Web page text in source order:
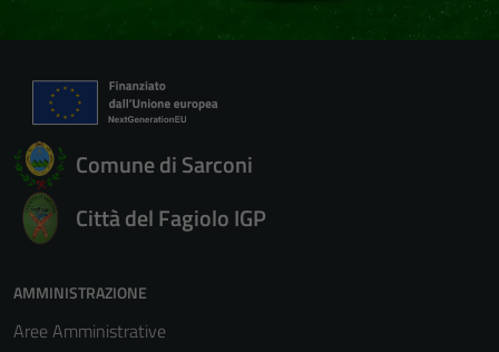
Comune di Sarconi
Città del Fagiolo IGP
AMMINISTRAZIONE
Aree Amministrative